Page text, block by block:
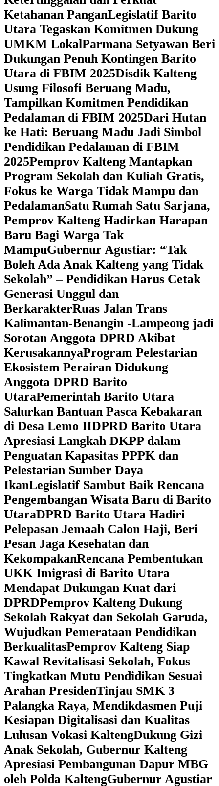
Ketahanan PanganLegislatif Barito
Utara Tegaskan Komitmen Dukung
UMKM LokalParmana Setyawan Beri
Dukungan Penuh Kontingen Barito
Utara di FBIM 2025Disdik Kalteng
Usung Filosofi Beruang Madu,
Tampilkan Komitmen Pendidikan
Pedalaman di FBIM 2025‎Dari Hutan
ke Hati: Beruang Madu Jadi Simbol
Pendidikan Pedalaman di FBIM
2025‎Pemprov Kalteng Mantapkan
Program Sekolah dan Kuliah Gratis,
Fokus ke Warga Tidak Mampu dan
Pedalaman‎Satu Rumah Satu Sarjana,
Pemprov Kalteng Hadirkan Harapan
Baru Bagi Warga Tak
Mampu‎Gubernur Agustiar: “Tak
Boleh Ada Anak Kalteng yang Tidak
Sekolah” – Pendidikan Harus Cetak
Generasi Unggul dan
BerkarakterRuas Jalan Trans
Kalimantan-Benangin -Lampeong jadi
Sorotan Anggota DPRD Akibat
KerusakannyaProgram Pelestarian
Ekosistem Perairan Didukung
Anggota DPRD Barito
UtaraPemerintah Barito Utara
Salurkan Bantuan Pasca Kebakaran
di Desa Lemo IIDPRD Barito Utara
Apresiasi Langkah DKPP dalam
Penguatan Kapasitas PPPK dan
Pelestarian Sumber Daya
IkanLegislatif Sambut Baik Rencana
Pengembangan Wisata Baru di Barito
UtaraDPRD Barito Utara Hadiri
Pelepasan Jemaah Calon Haji, Beri
Pesan Jaga Kesehatan dan
KekompakanRencana Pembentukan
UKK Imigrasi di Barito Utara
Mendapat Dukungan Kuat dari
DPRD‎Pemprov Kalteng Dukung
Sekolah Rakyat dan Sekolah Garuda,
Wujudkan Pemerataan Pendidikan
Berkualitas‎Pemprov Kalteng Siap
Kawal Revitalisasi Sekolah, Fokus
Tingkatkan Mutu Pendidikan Sesuai
Arahan Presiden‎Tinjau SMK 3
Palangka Raya, Mendikdasmen Puji
Kesiapan Digitalisasi dan Kualitas
Lulusan Vokasi Kalteng‎Dukung Gizi
Anak Sekolah, Gubernur Kalteng
Apresiasi Pembangunan Dapur MBG
oleh Polda Kalteng‎Gubernur Agustiar